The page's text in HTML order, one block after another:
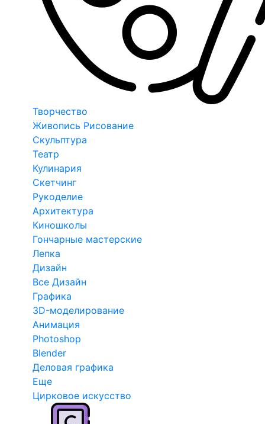
Творчество
Живопись Рисование
Скульптура
Театр
Кулинария
Скетчинг
Рукоделие
Архитектура
Киношколы
Гончарные мастерские
Лепка
Дизайн
Все Дизайн
Графика
3D-моделирование
Анимация
Photoshop
Blender
Деловая графика
Еще
Цирковое искусство